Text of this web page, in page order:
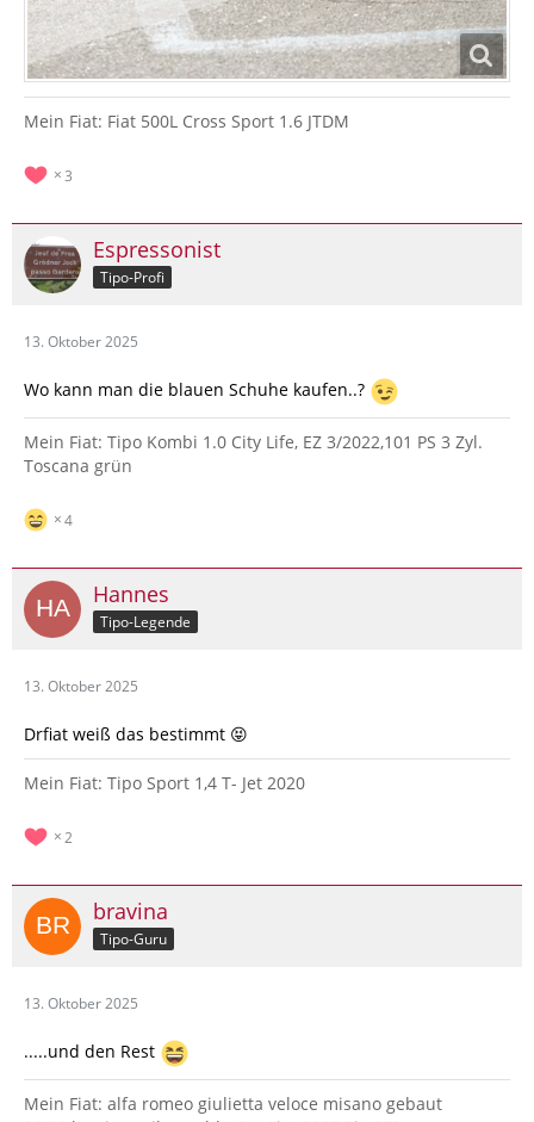
Mein Fiat: Fiat 500L Cross Sport 1.6 JTDM
3
Espressonist
Tipo-Profi
13. Oktober 2025
Wo kann man die blauen Schuhe kaufen..?
Mein Fiat: Tipo Kombi 1.0 City Life, EZ 3/2022,101 PS 3 Zyl.
Toscana grün
4
Hannes
Tipo-Legende
13. Oktober 2025
Drfiat weiß das bestimmt 😝
Mein Fiat: Tipo Sport 1,4 T- Jet 2020
2
bravina
Tipo-Guru
13. Oktober 2025
.....und den Rest
Mein Fiat: alfa romeo giulietta veloce misano gebaut